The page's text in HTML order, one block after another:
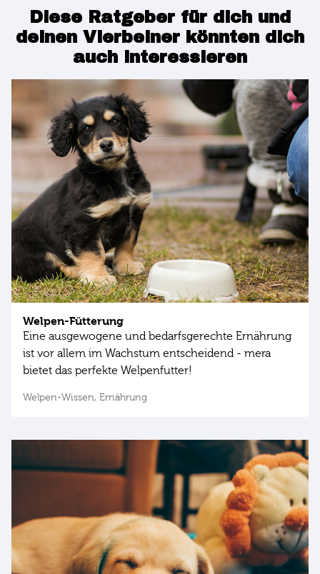
Diese Ratgeber für dich und
deinen Vierbeiner könnten dich
auch interessieren
Welpen-Fütterung
Eine ausgewogene und bedarfsgerechte Ernährung
ist vor allem im Wachstum entscheidend - mera
bietet das perfekte Welpenfutter!
Welpen-Wissen, Ernährung